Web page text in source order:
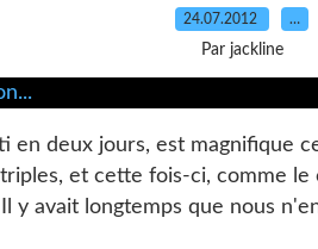
24.07.2012 …
Par jackline
en deux jours, est magnifique
et cette fois-ci, comme
y avait longtemps que nous